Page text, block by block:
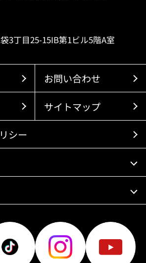
3丁目25-15IB第1ビル5階A室
お問い合わせ
サイトマップ
シー